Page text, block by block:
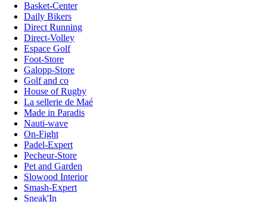
Basket-Center
Daily Bikers
Direct Running
Direct-Volley
Espace Golf
Foot-Store
Galopp-Store
Golf and co
House of Rugby
La sellerie de Maé
Made in Paradis
Nauti-wave
On-Fight
Padel-Expert
Pecheur-Store
Pet and Garden
Slowood Interior
Smash-Expert
Sneak'In